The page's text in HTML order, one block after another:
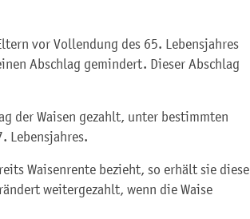
vor Vollendung des 65. Lebensjahres
Abschlag gemindert. Dieser Abschlag
der Waisen gezahlt, unter bestimmten
Lebensjahres.
Waisenrente bezieht, so erhält sie diese
weitergezahlt, wenn die Waise